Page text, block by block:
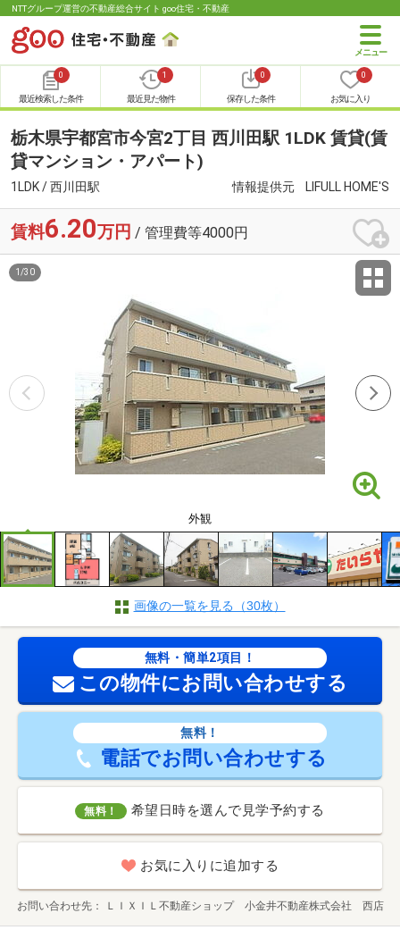
NTTグループ運営の不動産総合サイト goo住宅・不動産
0
最近検索した条件
1
最近見た物件
0
保存した条件
0
お気に入り
栃木県宇都宮市今宮2丁目 西川田駅 1LDK 賃貸(賃
貸マンション・アパート)
1LDK / 西川田駅 情報提供元 LIFULL HOME'S
賃料6.20万円 / 管理費等4000円
外観
1 /30
画像の一覧を見る（30枚）
無料・簡単2項目！
この物件にお問い合わせする
無料！
電話でお問い合わせする
無料！ 希望日時を選んで見学予約する
お気に入りに追加する
お問い合わせ先 ＬＩＸＩＬ不動産ショップ 小金井不動産株式会社 西店